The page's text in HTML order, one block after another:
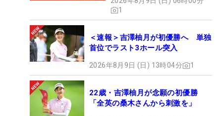
1
＜速報＞吉澤柚月が初優勝へ 単独
首位でラスト3ホール突入
2026年8月9日 (日) 13時04分 1
22歳・吉澤柚月が念願の初優勝
「全英の桑木さんから刺激を」